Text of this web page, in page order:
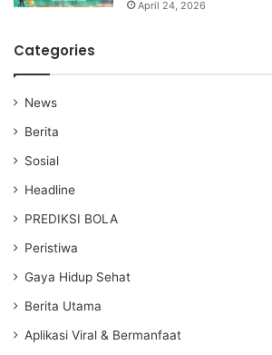
April 24, 2026
Categories
News
Berita
Sosial
Headline
PREDIKSI BOLA
Peristiwa
Gaya Hidup Sehat
Berita Utama
Aplikasi Viral & Bermanfaat